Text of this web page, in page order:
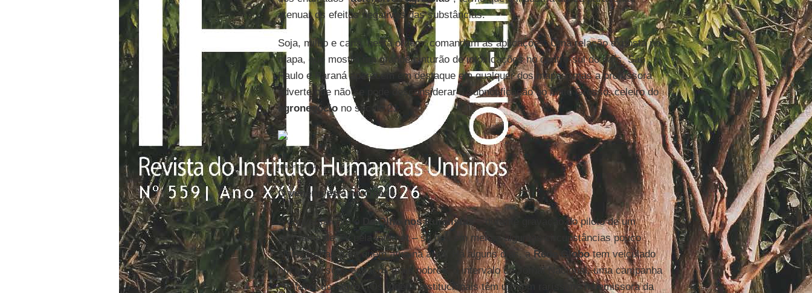
atenuar os efeitos negativos das substâncias.
Soja, milho e cana, nesta ordem, comandam as aplicações. Uma relação exposta no
mapa, que mostra um grande cinturão de intoxicações no centro-sul do país. São
Paulo e Paraná aparecem em destaque em qualquer dos mapas, mas a professora
adverte que não se pode desconsiderar a subnotificação no Mato Grosso, celeiro do
agronegóciono século 21.
Imagem: Sul21
O veneno está na cidade
A conversa com o De Olho nos Ruralistas
– durante gravação do piloto de um
programa de TV pela internet – se deu em meio a algumas circunstâncias pouco
alvissareiras para quem atua na área. Há alguns dias, aRede Globotem veiculado
em um de seus espaços mais nobres, o intervalo do Jornal Nacional, uma campanha
em favor do “agro”. Os vídeos institucionais têm um tom raríssimo na emissora da